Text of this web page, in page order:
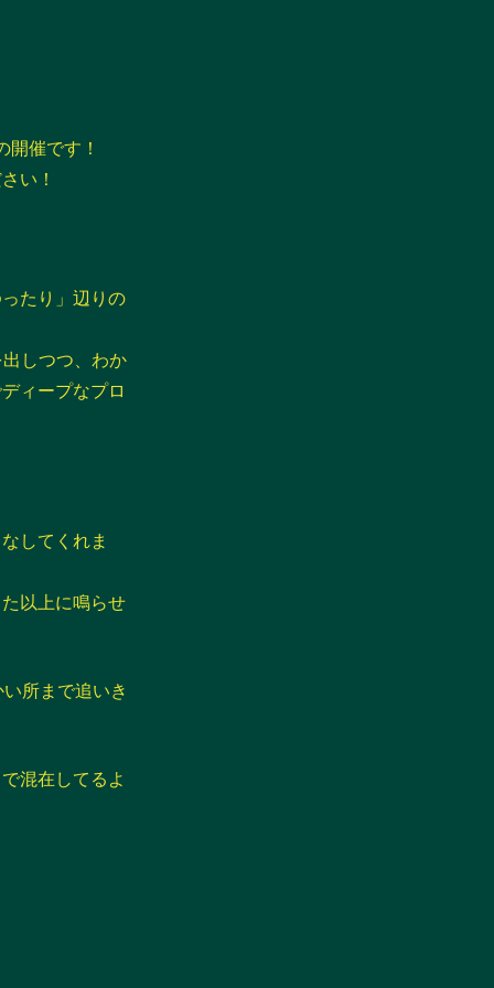
催です！
い！
たり」辺りの
しつつ、わか
ィープなプロ
してくれま
以上に鳴らせ
所まで追いき
混在してるよ